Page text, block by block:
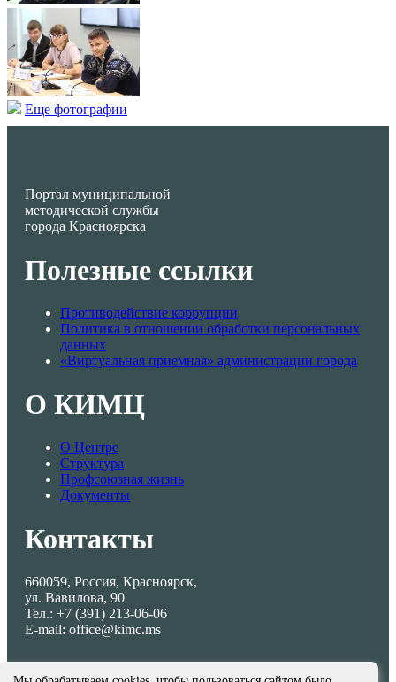
Еще фотографии
Портал муниципальной
методической службы
города Красноярска
Полезные ссылки
Противодействие коррупции
Политика в отношении обработки персональных
данных
«Виртуальная приемная» администрации города
О КИМЦ
О Центре
Структура
Профсоюзная жизнь
Документы
Контакты
660059, Россия, Красноярск,
ул. Вавилова, 90
Тел.: +7 (391) 213-06-06
E-mail: office@kimc.ms